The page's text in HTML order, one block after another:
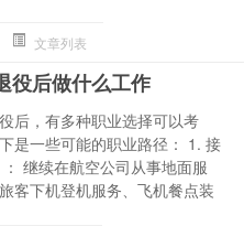
文章列表
役后做什么工作
后，有多种职业选择可以考
是一些可能的职业路径： 1. 接
继续在航空公司从事地面服
客下机登机服务、飞机餐点装